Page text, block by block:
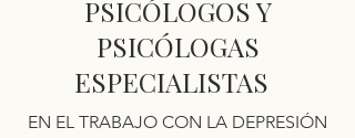
PSICÓLOGOS Y
PSICÓLOGAS
ESPECIALISTAS
EN EL TRABAJO CON LA DEPRESIÓN